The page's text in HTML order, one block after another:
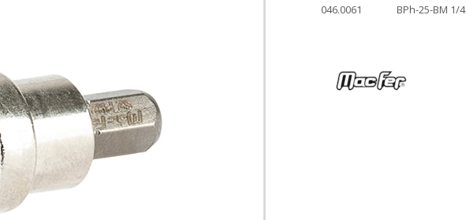
046.0061 BPh-25-BM 1/